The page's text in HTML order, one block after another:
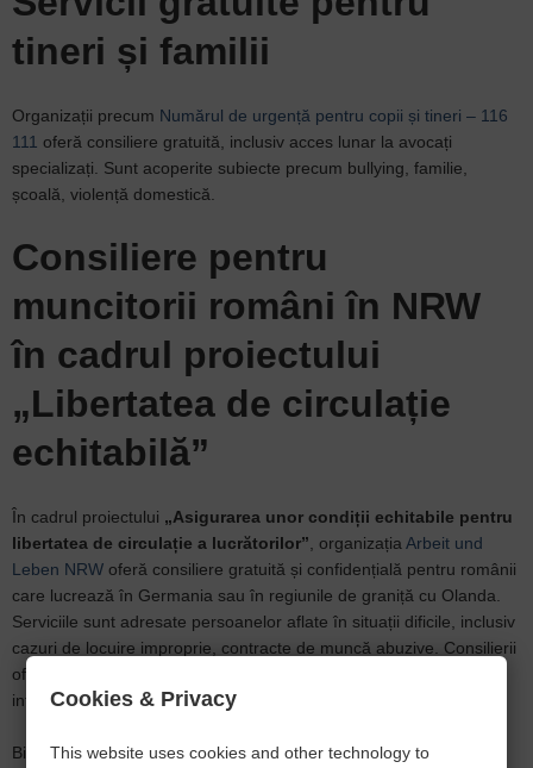
tineri și familii
Organizații precum Numărul de urgență pentru copii și tineri – 116
111 oferă consiliere gratuită, inclusiv acces lunar la avocați
specializați. Sunt acoperite subiecte precum bullying, familie,
școală, violență domestică.
Consiliere pentru
muncitorii români în NRW
în cadrul proiectului
„Libertatea de circulație
echitabilă”
În cadrul proiectului „Asigurarea unor condiții echitabile pentru
libertatea de circulație a lucrătorilor” , organizația Arbeit und
Leben NRW oferă consiliere gratuită și confidențială pentru românii
care lucrează în Germania sau în regiunile de graniță cu Olanda.
Serviciile sunt adresate persoanelor aflate în situații dificile, inclusiv
cazuri de locuire improprie, contracte de muncă abuzive. Consilierii
oferă sprijin juridic de bază, ajută la înțelegerea contractelor și
intervin în colaborare cu autorități și sindicate.
Birouri de consiliere: Dortmund, Düsseldorf, Emmerich
Cookies & Privacy
This website uses cookies and other technology to